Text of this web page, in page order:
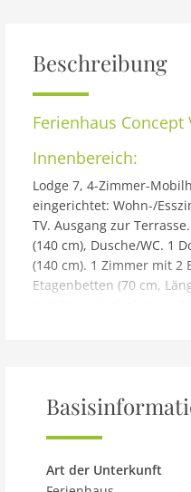
Beschreibung
Ferienhaus Concept
Innenbereich:
Lodge 7, 4-Zimmer-
eingerichtet: Wohn-/
TV. Ausgang zur
(140 cm), Dusche/WC. 1
(140 cm). 1 Zimmer mit 2
Etagenbetten (70 cm,
Induktionskochplatten).
Terrassenmöbel. Zur
aus 3 getrennten
Wohn-/Essraum mit
Terrasse. Modul 2:
Modul 3: Doppelzimmer.
Art der Unterkunft